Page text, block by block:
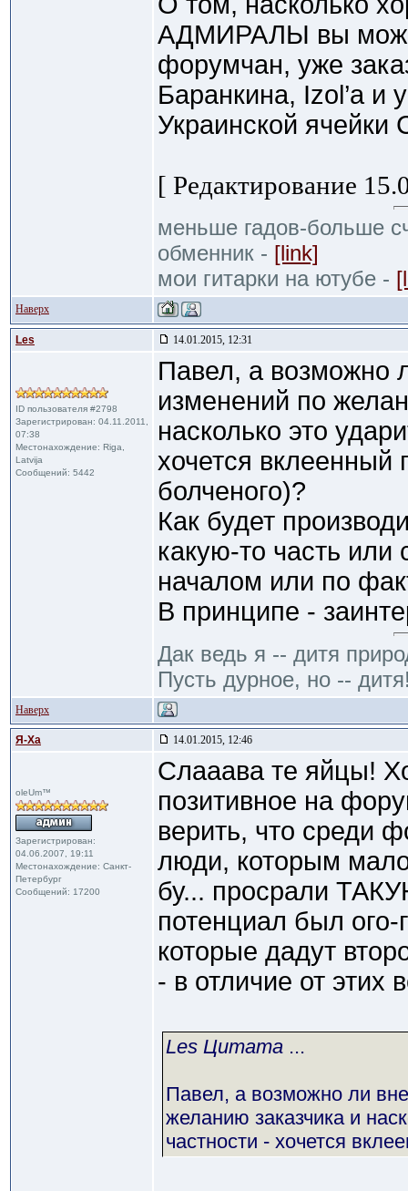
АДМИРАЛЫ вы
форумчан, уже
Баранкина, Izol’а и
Украинской ячейки
[ Редактирование
меньше гадов-больше
обменник - [link]
мои гитарки на ютубе -
Наверх
Les 14.01.2015, 12:31
ID пользователя #2798
Зарегистрирован: 04.11.2011,
07:38
Местонахождение: Riga,
Latvija
Сообщений: 5442
Павел, а возможно
изменений по
насколько это
хочется вклеенный
болченого)?
Как будет
какую-то часть или
началом или по
В принципе -
Дак ведь я -- дитя
Пусть дурное, но --
Наверх
Я-Ха 14.01.2015, 12:46
oleUm™
Зарегистрирован:
04.06.2007, 19:11
Местонахождение: Санкт-
Петербург
Сообщений: 17200
Слааава те яйцы!
позитивное на
верить, что среди
люди, которым
бу... просрали
потенциал был
которые дадут
- в отличие от этих
Les Цитата ...
Павел, а возможно ли
желанию заказчика и
частности - хочется